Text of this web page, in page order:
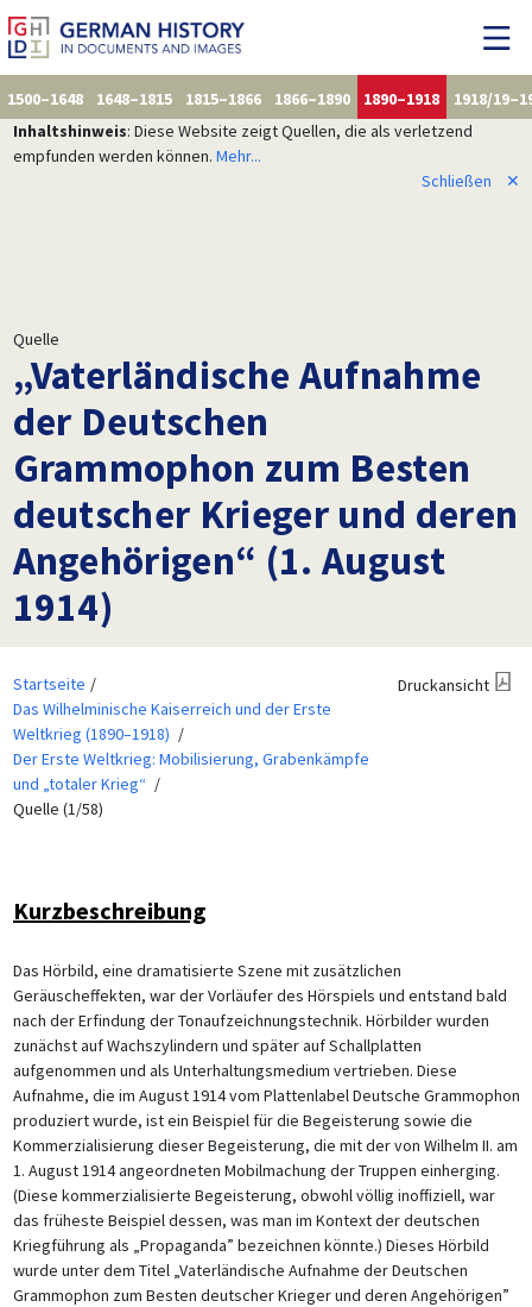
1500–1648 1648–1815 1815–1866 1866–1890 1890–1918
1918/
Inhaltshinweis: Diese Website zeigt Quellen, die als verletzend
empfunden werden können. Mehr...
Schließen
✕
Quelle
„Vaterländische Aufnahme
der Deutschen
Grammophon zum Besten
deutscher Krieger und deren
Angehörigen“ (1. August
1914)
Startseite
Das Wilhelminische Kaiserreich und der Erste
Weltkrieg (1890–1918)
Der Erste Weltkrieg: Mobilisierung, Grabenkämpfe
und „totaler Krieg“
Quelle (1/58)
Druckansicht
Kurzbeschreibung
Das Hörbild, eine dramatisierte Szene mit zusätzlichen
Geräuscheffekten, war der Vorläufer des Hörspiels und entstand bald
nach der Erfindung der Tonaufzeichnungstechnik. Hörbilder wurden
zunächst auf Wachszylindern und später auf Schallplatten
aufgenommen und als Unterhaltungsmedium vertrieben. Diese
Aufnahme, die im August 1914 vom Plattenlabel Deutsche Grammophon
produziert wurde, ist ein Beispiel für die Begeisterung sowie die
Kommerzialisierung dieser Begeisterung, die mit der von Wilhelm II. am
1. August 1914 angeordneten Mobilmachung der Truppen einherging.
(Diese kommerzialisierte Begeisterung, obwohl völlig inoffiziell, war
das früheste Beispiel dessen, was man im Kontext der deutschen
Kriegführung als „Propaganda” bezeichnen könnte.) Dieses Hörbild
wurde unter dem Titel „Vaterländische Aufnahme der Deutschen
Grammophon zum Besten deutscher Krieger und deren Angehörigen”